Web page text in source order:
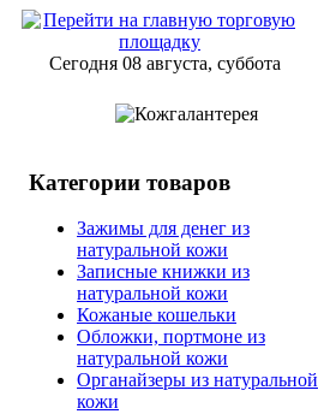
Сегодня 08 августа, суббота
Категории товаров
Зажимы для денег из
натуральной кожи
Записные книжки из
натуральной кожи
Кожаные кошельки
Обложки, портмоне из
натуральной кожи
Органайзеры из натуральной
кожи